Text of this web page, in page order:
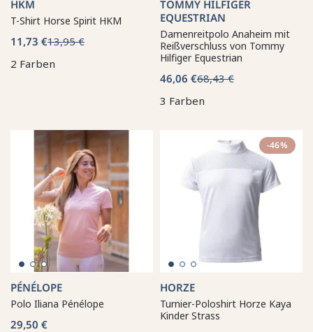
HKM
T-Shirt Horse Spirit HKM
11,73 €13,95 €
2 Farben
TOMMY HILFIGER
EQUESTRIAN
Damenreitpolo Anaheim mit
Reißverschluss von Tommy
Hilfiger Equestrian
46,06 €68,43 €
3 Farben
PÉNÉLOPE
Polo Iliana Pénélope
29,50 €
-46%
HORZE
Turnier-Poloshirt Horze Kaya
Kinder Strass